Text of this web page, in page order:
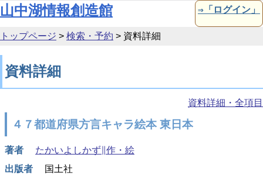
本文へ移動
山中湖情報創造館 ⇒「ログイン」
トップページ > 検索・予約 > 資料詳細
資料詳細
資料詳細・全項目
４７都道府県方言キャラ絵本 東日本
著者
たかいよしかず∥作・絵
出版者
国土社